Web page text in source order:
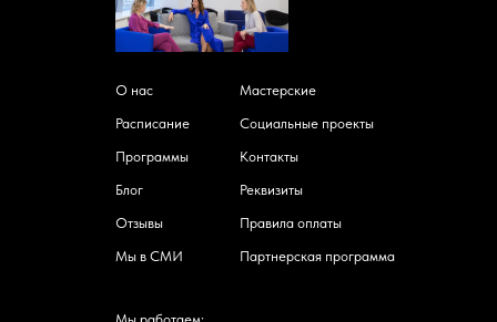
О нас
Расписание
Программы
Блог
Мастерские
Контакты
Реквизиты
Правила оплаты
Социальные проекты
Партнерская программа
Отзывы
Мы в СМИ